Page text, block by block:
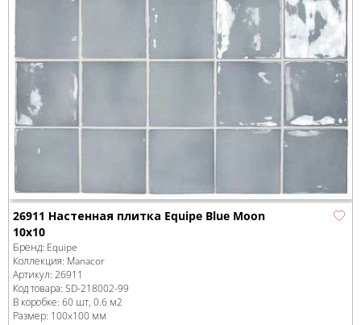
26911 Настенная плитка Equipe Blue Moon
10x10
Бренд: Equipe
Коллекция: Manacor
Артикул: 26911
Код товара: SD-218002-99
В коробке: 60 шт, 0.6 м2
Размер: 100x100 мм